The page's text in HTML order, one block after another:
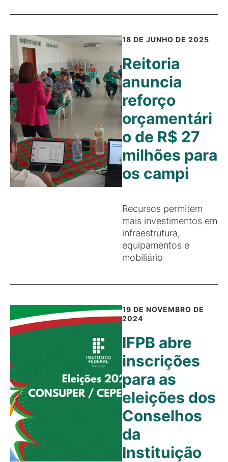
18 DE JUNHO DE 2025
Reitoria
anuncia
reforço
orçamentári
o de R$ 27
milhões para
os campi
Recursos permitem
mais investimentos em
infraestrutura,
equipamentos e
mobiliário
19 DE NOVEMBRO DE
2024
IFPB abre
inscrições
para as
eleições dos
Conselhos
da
Instituição